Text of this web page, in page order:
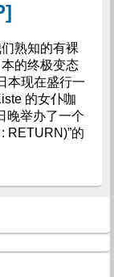
熟知的有裸
的终极变态
现在盛行一
的女仆咖
晚举办了一个
RETURN)”的